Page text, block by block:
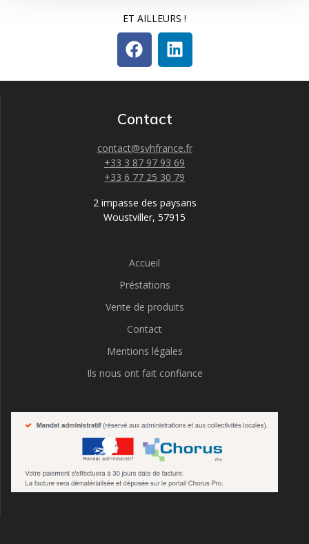
ET AILLEURS !
Contact
contact@svhfrance.fr
+33 3 87 97 93 69
+33 6 77 25 30 79
2 impasse des paysans
Woustviller, 57915
Accueil
Préstations
Vente de produits
Contact
Mentions légales
Ils nous ont fait confiance